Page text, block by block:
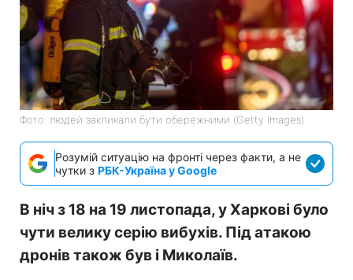
Фото: людей закликали бути обережними (Getty Images)
Розумій ситуацію на фронті через факти, а не
чутки з РБК-Україна у Google
В ніч з 18 на 19 листопада, у Харкові було
чути велику серію вибухів. Під атакою
дронів також був і Миколаїв.